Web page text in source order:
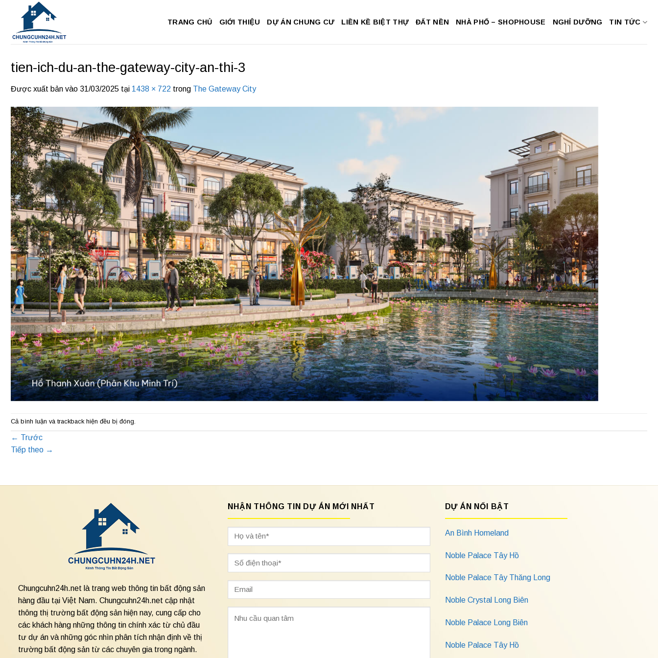
dung
TRANG CHỦ GIỚI THIỆU DỰ ÁN CHUNG CƯ LIỀN KỀ BIỆT THỰ ĐẤT NỀN NHÀ PHỐ – SHOPHOUSE NGHỈ DƯỠNG TIN TỨC
tien-ich-du-an-the-gateway-city-an-thi-3
Được xuất bản vào 31/03/2025 tại 1438 × 722 trong The Gateway City
Cả bình luận và trackback hiện đều bị đóng.
← Trước
Tiếp theo →
Chungcuhn24h.net là trang web thông tin bất động sản
hàng đầu tại Việt Nam. Chungcuhn24h.net cập nhật
thông thị trường bất động sản hiện nay, cung cấp cho
các khách hàng những thông tin chính xác từ chủ đầu
tư dự án và những góc nhìn phân tích nhận định về thị
trường bất động sản từ các chuyên gia trong ngành.
NHẬN THÔNG TIN DỰ ÁN MỚI NHẤT DỰ ÁN NỔI BẬT
An Bình Homeland
Noble Palace Tây Hồ
Noble Palace Tây Thăng Long
Noble Crystal Long Biên
Noble Palace Long Biên
Noble Palace Tây Hồ